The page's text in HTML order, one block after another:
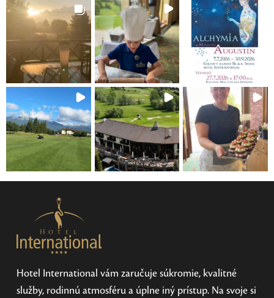
Hotel International vám zaručuje súkromie, kvalitné
služby, rodinnú atmosféru a úplne iný prístup. Na svoje si